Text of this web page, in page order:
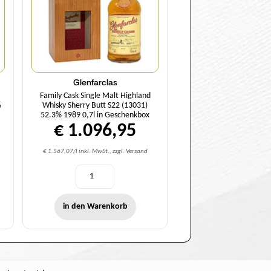
Glenfarclas
Family Cask Single Malt Highland
Whisky Sherry Butt S22 (13031)
52.3% 1989 0,7l in Geschenkbox
€ 1.096,95
€ 1.567,07/l inkl. MwSt., zzgl. Versand
in den Warenkorb